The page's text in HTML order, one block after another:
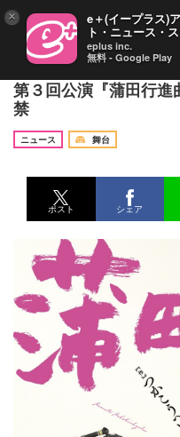
中村静香がヒロイン
第３回公演『蒲田行
禁
ニュース
舞台
ポスト シェア
× e＋(イープラス)
ト・ニュース・
eplus inc.
無料 - Google Play